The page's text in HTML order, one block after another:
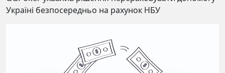
Україні безпосередньо на рахунок НБУ